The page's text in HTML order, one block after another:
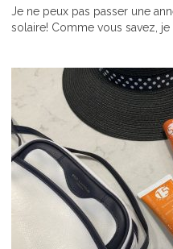
Je ne peux pas passer une
solaire! Comme vous savez, je